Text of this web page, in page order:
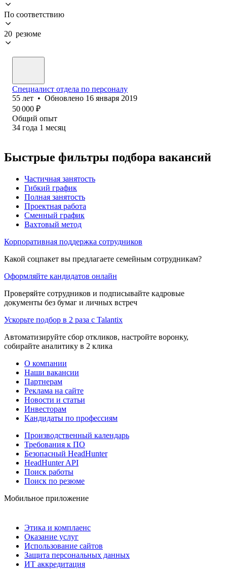
По соответствию
20 резюме
Специалист отдела по персоналу
55 лет • Обновлено 16 января 2019
50 000 ₽
Общий опыт
34 года 1 месяц
Быстрые фильтры подбора вакансий
Частичная занятость
Гибкий график
Полная занятость
Проектная работа
Сменный график
Вахтовый метод
Корпоративная поддержка сотрудников
Какой соцпакет вы предлагаете семейным сотрудникам?
Оформляйте кандидатов онлайн
Проверяйте сотрудников и подписывайте кадровые
документы без бумаг и личных встреч
Ускорьте подбор в 2 раза с Talantix
Автоматизируйте сбор откликов, настройте воронку,
собирайте аналитику в 2 клика
О компании
Наши вакансии
Партнерам
Реклама на сайте
Новости и статьи
Инвесторам
Кандидаты по профессиям
Производственный календарь
Требования к ПО
Безопасный HeadHunter
HeadHunter API
Поиск работы
Поиск по резюме
Мобильное приложение
Этика и комплаенс
Оказание услуг
Использование сайтов
Защита персональных данных
ИТ аккредитация